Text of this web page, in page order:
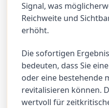
Signal, was
Reichweite und
erhöht.
Die sofortigen
bedeuten, dass Sie
oder eine bestehende
revitalisieren können.
wertvoll für